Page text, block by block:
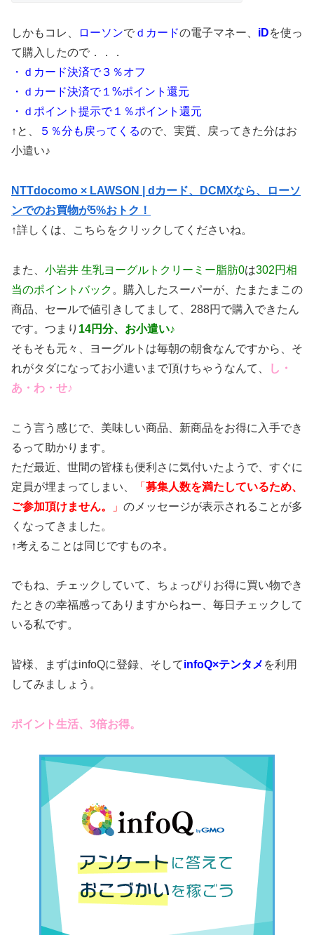
しかもコレ、 ローソンで ｄカードの電子マネー、 iDを使っ
て購入したので．．．
・ｄカード決済で３％オフ
・ｄカード決済で１%ポイント還元
・ｄポイント提示で１％ポイント還元
↑と、
５％分も戻ってくるので、実質、戻ってきた分はお
小遣い♪
NTTdocomo × LAWSON | dカード、DCMXなら、ローソ
ンでのお買物が5%おトク！
↑詳しくは、こちらをクリックしてくださいね。
また、 小岩井 生乳ヨーグルトクリーミー脂肪0は302円相
当のポイントバック 。購入したスーパーが、たまたまこの
商品、セールで値引きしてまして、288円で購入できたん
です。つまり 14円分、お小遣い♪
そもそも元々、ヨーグルトは毎朝の朝食なんですから、そ
れがタダになってお小遣いまで頂けちゃうなんて、
し・
あ・わ・せ♪
こう言う感じで、美味しい商品、新商品をお得に入手でき
るって助かります。
ただ最近、世間の皆様も便利さに気付いたようで、すぐに
定員が埋まってしまい、
「 募集人数を満たしているため、
ご参加頂けません。
」 のメッセージが表示されることが多
くなってきました。
↑考えることは同じですものネ。
でもね、チェックしていて、ちょっぴりお得に買い物でき
たときの幸福感ってありますからねー、毎日チェックして
いる私です。
皆様、まずはinfoQに登録、そしてinfoQ×テンタメ を利用
してみましょう。
ポイント生活、3倍お得。